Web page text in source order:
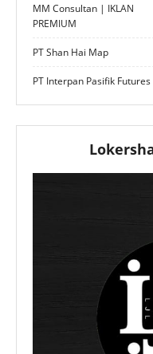
MM Consultan | IKLAN
PREMIUM
PT Shan Hai Map
PT Interpan Pasifik Futures